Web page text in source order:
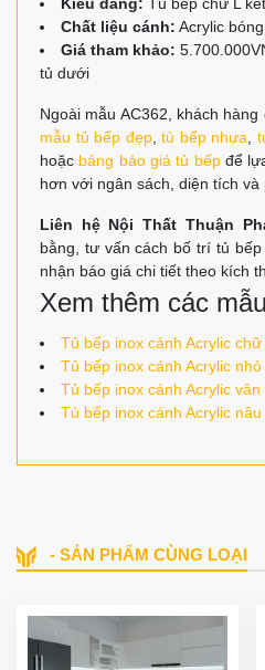
Chất liệu cánh: Acrylic
Giá tham khảo:
tủ dưới
Ngoài mẫu AC362, khách
mẫu tủ bếp đẹp, tủ bếp nhựa
hoặc bảng báo giá tủ bếpđể
hơn với ngân sách, diện tích và
Liên hệ Nội Thất Thuận
bằng, tư vấn cách bố trí tủ
nhận báo giá chi tiết theo kích
Xem thêm các
Tủ bếp inox cánh Acrylic
Tủ bếp inox cánh Acrylic nhỏ
Tủ bếp inox cánh Acrylic
Tủ bếp inox cánh Acrylic nâu
- SẢN PHẨM CÙNG LOẠI